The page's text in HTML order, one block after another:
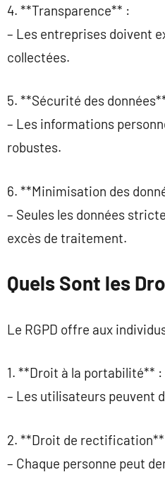
4. **Transparence** :
– Les entreprises doivent
collectées.
5. **Sécurité des
– Les informations
robustes.
6. **Minimisation des
– Seules les données
excès de traitement.
Quels Sont les
Le RGPD offre aux
1. **Droit à la portabilité** :
– Les utilisateurs peuvent
2. **Droit de
– Chaque personne peut